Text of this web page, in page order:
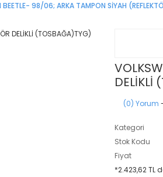
BEETLE- 98/06; ARKA TAMPON SİYAH
DELİKLİ
(0) Yorum
Kategori
Stok Kodu
Fiyat
*2.423,62 TL